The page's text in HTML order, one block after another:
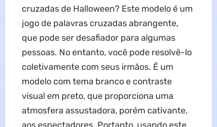
cruzadas de Halloween? Este modelo é um
jogo de palavras cruzadas abrangente,
que pode ser desafiador para algumas
pessoas. No entanto, você pode resolvê-lo
coletivamente com seus irmãos. É um
modelo com tema branco e contraste
visual em preto, que proporciona uma
atmosfera assustadora, porém cativante,